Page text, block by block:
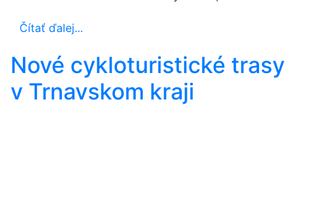
Čítať ďalej...
Nové cykloturistické trasy
v Trnavskom kraji